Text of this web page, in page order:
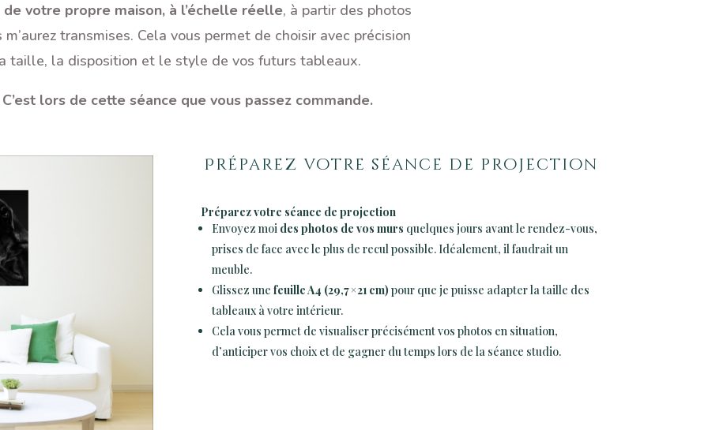
votre propre maison, à l’échelle réelle, à partir des photos
m’aurez transmises. Cela vous permet de choisir avec précision
taille, la disposition et le style de vos futurs tableaux.
C’est lors de cette séance que vous passez commande.
Préparez votre séance de projection
Préparez votre séance de projection
Envoyez moi des photos de vos murs quelques jours avant le rendez-vous,
prises de face avec le plus de recul possible. Idéalement, il faudrait un
meuble.
Glissez une feuille A4 (29,7 × 21 cm) pour que je puisse adapter la taille des
tableaux à votre intérieur.
Cela vous permet de visualiser précisément vos photos en situation,
d’anticiper vos choix et de gagner du temps lors de la séance studio.